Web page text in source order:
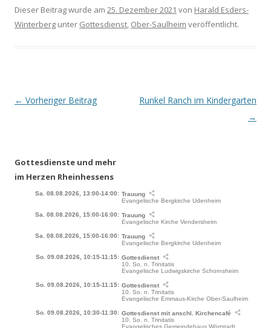
Dieser Beitrag wurde am 25. Dezember 2021 von Harald Esders-
Winterberg unter Gottesdienst, Ober-Saulheim veröffentlicht.
Beitrags-
← Vorheriger Beitrag
Runkel Ranch im Kindergarten
→
Gottesdienste und mehr
im Herzen Rheinhessens